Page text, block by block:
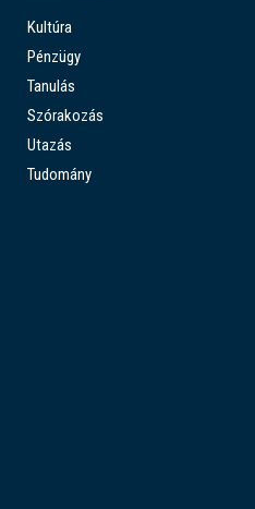
Kultúra
Pénzügy
Tanulás
Szórakozás
Utazás
Tudomány